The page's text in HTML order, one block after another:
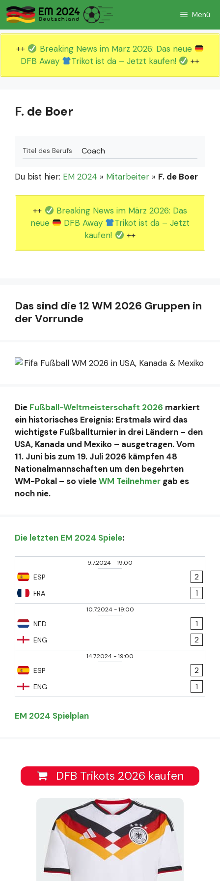
Zum
Inhalt
springen
Menü
++
Breaking News im März 2026: Das neue
DFB Away
Trikot ist da – Jetzt kaufen! ++
F. de Boer
Titel des Berufs Coach
Du bist hier: EM 2024 » Mitarbeiter » F. de Boer
++
Breaking News im März 2026: Das
neue
DFB Away
Trikot ist da – Jetzt
kaufen!
++
Das sind die 12 WM 2026 Gruppen in
der Vorrunde
Die Fußball-Weltmeisterschaft 2026 markiert
ein historisches Ereignis: Erstmals wird das
wichtigste Fußballturnier in drei Ländern – den
USA, Kanada und Mexiko – ausgetragen. Vom
11. Juni bis zum 19. Juli 2026 kämpfen 48
Nationalmannschaften um den begehrten
WM-Pokal – so vieleWM Teilnehmer gab es
noch nie.
Die letzten EM 2024 Spiele:
9.7.2024-19:00
ESP
FRA
2
1
10.7.2024-19:00
NED
ENG
1
2
14.7.2024-19:00
ESP
ENG
2
1
EM 2024 Spielplan
DFB Trikots 2026 kaufen